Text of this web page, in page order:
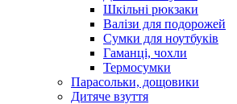
Шкільні рюкзаки
Валізи для подорожей
Сумки для ноутбуків
Гаманці, чохли
Термосумки
Парасольки, дощовики
Дитяче взуття